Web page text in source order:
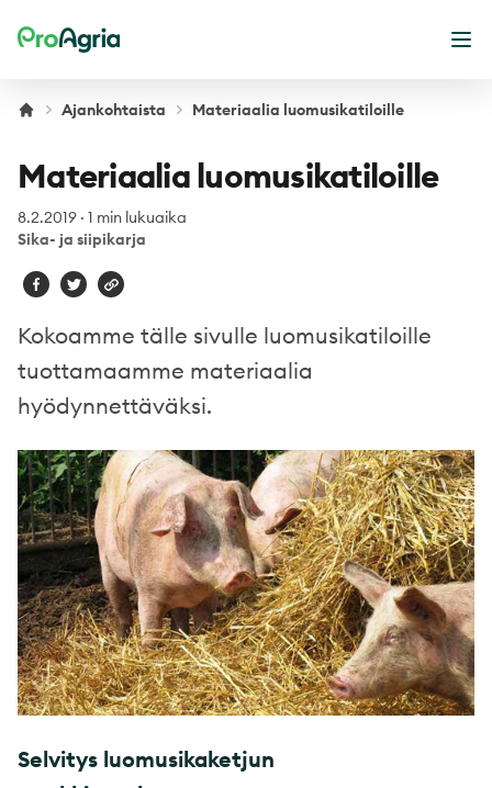
ProAgria
Ajankohtaista Materiaalia luomusikatiloille
Materiaalia luomusikatiloille
8.2.2019 · 1 min lukuaika
Sika- ja siipikarja
Kokoamme tälle sivulle luomusikatiloille
tuottamaamme materiaalia
hyödynnettäväksi.
Selvitys luomusikaketjun